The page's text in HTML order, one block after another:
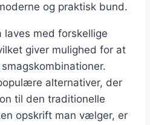
og praktisk bund.
med forskellige
giver mulighed for at
alternativer, der
til den traditionelle
opskrift man vælger, er